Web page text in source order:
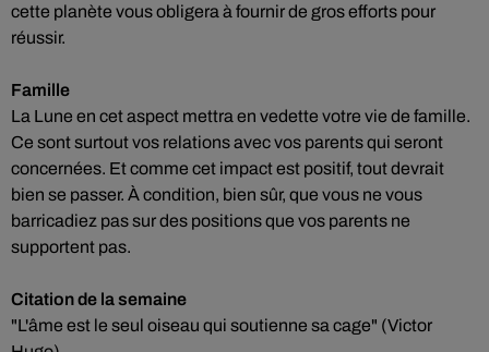
cette planète vous obligera à fournir de gros efforts pour
réussir.
Famille
La Lune en cet aspect mettra en vedette votre vie de famille.
Ce sont surtout vos relations avec vos parents qui seront
concernées. Et comme cet impact est positif, tout devrait
bien se passer. À condition, bien sûr, que vous ne vous
barricadiez pas sur des positions que vos parents ne
supportent pas.
Citation de la semaine
"L'âme est le seul oiseau qui soutienne sa cage" (Victor